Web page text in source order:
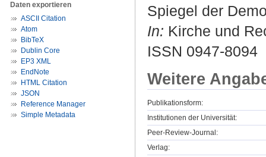
Daten exportieren
ASCII Citation
Atom
BibTeX
Dublin Core
EP3 XML
EndNote
HTML Citation
JSON
Reference Manager
Simple Metadata
Spiegel der
In: Kirche und
ISSN 0947-8094
Weitere
Publikationsform:
Institutionen der Universität:
Peer-Review-Journal:
Verlag: